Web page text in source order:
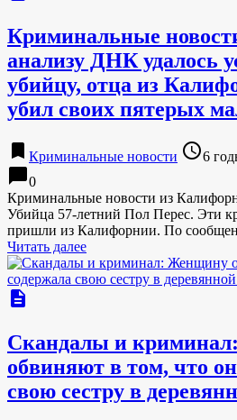
Криминальные
анализу ДНК удалось
убийцу, отца из
убил своих пятерых
bookmark Криминальные новости access_time6
chat_bubble0
Криминальные новости из
Убийца 57-летний Пол Перес. Эти
пришли из Калифорнии. По
Читать далее
description
Скандалы и
обвиняют в том, что
свою сестру в